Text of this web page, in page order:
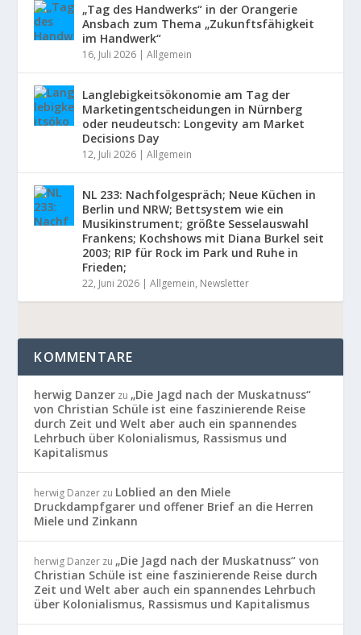
„Tag des Handwerks“ in der Orangerie
Ansbach zum Thema „Zukunftsfähigkeit
im Handwerk“
16, Juli 2026 |Allgemein
Langlebigkeitsökonomie am Tag der
Marketingentscheidungen in Nürnberg
oder neudeutsch: Longevity am Market
Decisions Day
12, Juli 2026 |Allgemein
NL 233: Nachfolgespräch; Neue Küchen in
Berlin und NRW; Bettsystem wie ein
Musikinstrument; größte Sesselauswahl
Frankens; Kochshows mit Diana Burkel seit
2003; RIP für Rock im Park und Ruhe in
Frieden;
22, Juni 2026 |Allgemein, Newsletter
KOMMENTARE
herwig Danzer zu „Die Jagd nach der Muskatnuss“
von Christian Schüle ist eine faszinierende Reise
durch Zeit und Welt aber auch ein spannendes
Lehrbuch über Kolonialismus, Rassismus und
Kapitalismus
herwig Danzer zu Loblied an den Miele
Druckdampfgarer und offener Brief an die Herren
Miele und Zinkann
herwig Danzer zu „Die Jagd nach der Muskatnuss“ von
Christian Schüle ist eine faszinierende Reise durch
Zeit und Welt aber auch ein spannendes Lehrbuch
über Kolonialismus, Rassismus und Kapitalismus